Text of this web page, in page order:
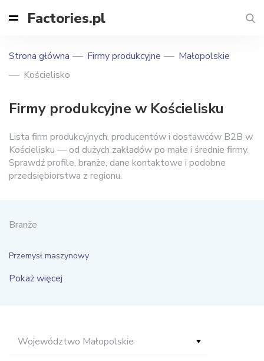
Factories.pl
Strona główna Firmy produkcyjne
Małopolskie
Kościelisko
Firmy produkcyjne w Kościelisku
Lista firm produkcyjnych, producentów i dostawców B2B w
Kościelisku — od dużych zakładów po małe i średnie firmy.
Sprawdź profile, branże, dane kontaktowe i podobne
przedsiębiorstwa z regionu.
Branże
Przemysł maszynowy
Pokaż więcej
Województwo Małopolskie